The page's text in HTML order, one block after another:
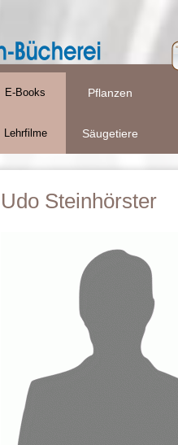
E-Books
Lehrfilme
Pflanzen
Säugetiere
Udo Steinhörster